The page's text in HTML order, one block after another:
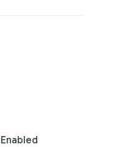
Enabled